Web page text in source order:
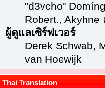
"d3vcho"
Robert., Akyhne
ผู้ดูแลเซิร์ฟเวอร์
Derek Schwab,
van Hoewijk
Thai Translation